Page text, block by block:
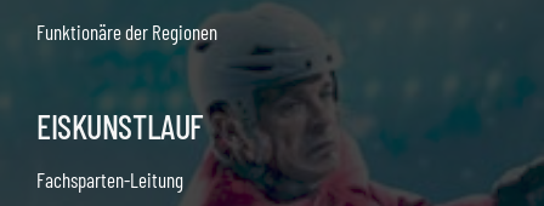
Funktionäre der Regionen
EISKUNSTLAUF
Fachsparten-Leitung